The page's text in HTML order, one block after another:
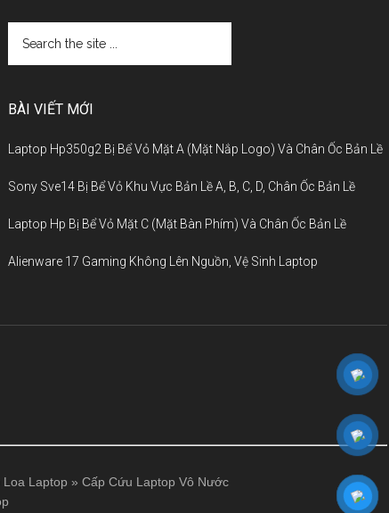
BÀI VIẾT MỚI
Laptop Hp350g2 Bị Bể Vỏ Mặt A (Mặt Nắp Logo) Và Chân Ốc Bản Lề
Sony Sve14 Bị Bể Vỏ Khu Vực Bản Lề A, B, C, D, Chân Ốc Bản Lề
Laptop Hp Bị Bể Vỏ Mặt C (Mặt Bàn Phím) Và Chân Ốc Bản Lề
Alienware 17 Gaming Không Lên Nguồn, Vệ Sinh Laptop
Laptop » Cấp Cứu Laptop Vô Nước